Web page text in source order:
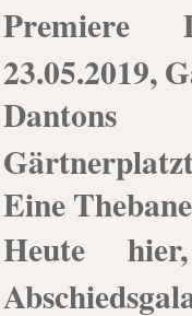
23.05.2019,
Dantons
Eine
Heute